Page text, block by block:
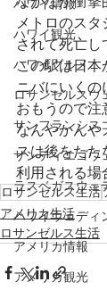
ハワイ情報
ハワイ観光
ハワイグルメ
ロサンゼルスウ
サンフランシス
サンディエゴウ
ラスベガスウェ
ハワイウェディ
アメリカ情報
アメリカ観光
メトロのス
されて死亡し
この駅は日本
ニバにいくの
おもうので注
なんやかんや
スは後をたた
利用される場
ロサンゼルス生活
アメリカ生活
ロサンゼルス生活